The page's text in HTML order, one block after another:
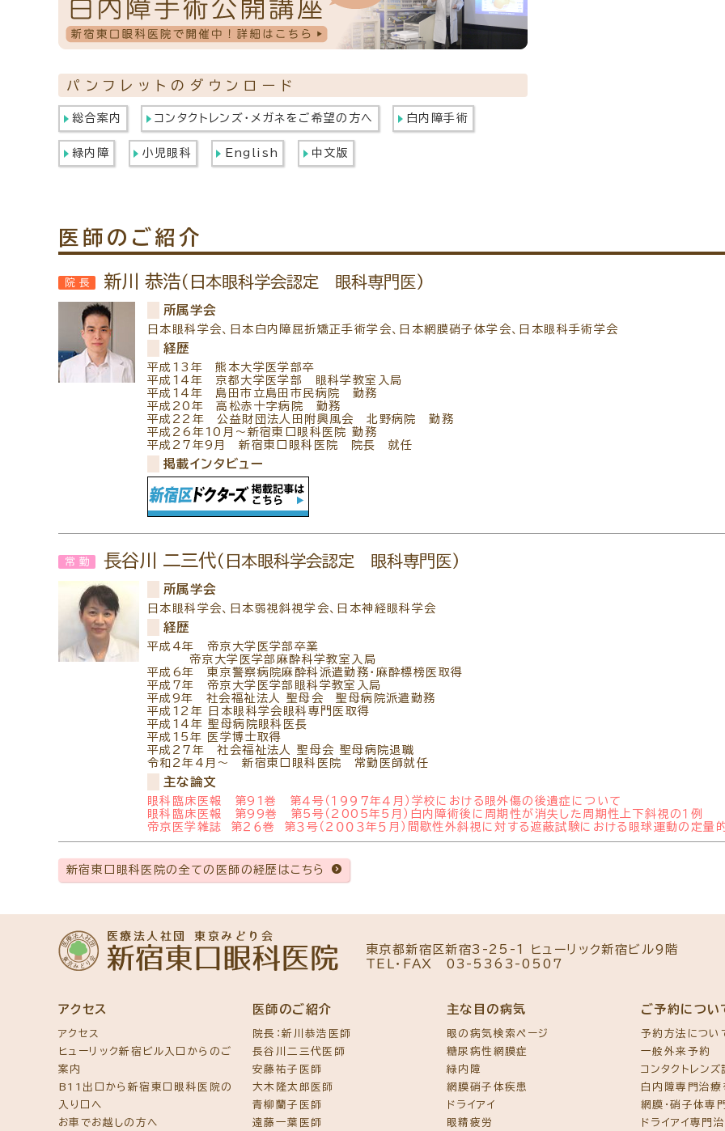
パンフレットのダウンロード
総合案内 コンタクトレンズ・メガネをご希望の方へ 白内障手術
緑内障 小児眼科 English 中文版
医師のご紹介
院長 新川 恭浩(日本眼科学会認定 眼科専門医)
所属学会
日本眼科学会、日本白内障屈折矯正手術学会、日本網膜硝子体学会、日本眼科手術学会
経歴
平成13年 熊本大学医学部卒
平成14年 京都大学医学部 眼科学教室入局
平成14年 島田市立島田市民病院 勤務
平成20年 高松赤十字病院 勤務
平成22年 公益財団法人田附興風会 北野病院 勤務
平成26年10月～新宿東口眼科医院 勤務
平成27年9月 新宿東口眼科医院 院長 就任
掲載インタビュー
常勤 長谷川 二三代(日本眼科学会認定 眼科専門医)
所属学会
日本眼科学会、日本弱視斜視学会、日本神経眼科学会
経歴
平成4年 帝京大学医学部卒業
帝京大学医学部麻酔科学教室入局
平成6年 東京警察病院麻酔科派遣勤務・麻酔標榜医取得
平成7年 帝京大学医学部眼科学教室入局
平成9年 社会福祉法人 聖母会 聖母病院派遣勤務
平成12年 日本眼科学会眼科専門医取得
平成14年 聖母病院眼科医長
平成15年 医学博士取得
平成27年 社会福祉法人 聖母会 聖母病院退職
令和2年4月～ 新宿東口眼科医院 常勤医師就任
主な論文
眼科臨床医報 第91巻 第４号（１９９７年４月）学校における眼外傷の後遺症について
眼科臨床医報 第99巻 第5号（2005年5月）白内障術後に周期性が消失した周期性上下斜視の１例
帝京医学雑誌 第２６巻 第３号（２００３年５月）間歇性外斜視に対する遮蔽試験における眼球運動の定量
新宿東口眼科医院の全ての医師の経歴はこちら
東京都新宿区新宿3-25-1 ヒューリック新宿ビル9階
TEL・FAX 03-5363-0507
アクセス
アクセス
ヒューリック新宿ビル入口からのご
案内
B11出口から新宿東口眼科医院の
入り口へ
お車でお越しの方へ
医師のご紹介
院長：新川恭浩医師
長谷川二三代医師
安藤祐子医師
大木隆太郎医師
青柳蘭子医師
遠藤一葉医師
主な目の病気
眼の病気検索ページ
糖尿病性網膜症
緑内障
網膜硝子体疾患
ドライアイ
眼精疲労
ご予約につい
予約方法につい
一般外来予約
コンタクトレン
白内障専門治療
網膜・硝子体専
ドライアイ専門